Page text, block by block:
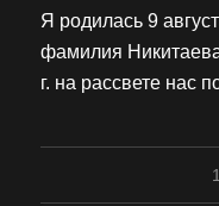
Я родилась 9
фамилия
г. на рассвете нас